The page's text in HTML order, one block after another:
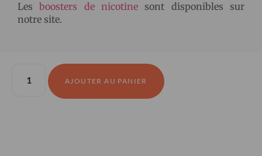
Lesboosters de nicotine sont disponibles sur
notre site.
AJOUTER AU PANIER